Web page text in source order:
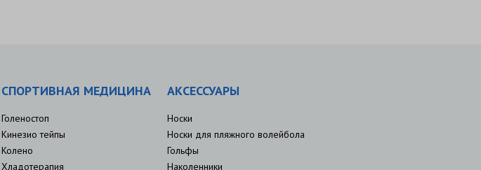
СПОРТИВНАЯ МЕДИЦИНА
Голеностоп
Кинезио тейпы
Колено
Хладотерапия
АКСЕССУАРЫ
Носки
Носки для пляжного волейбола
Гольфы
Наколенники